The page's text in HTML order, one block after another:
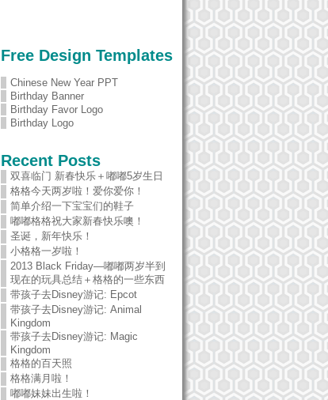
Free Design Templates
Chinese New Year PPT
Birthday Banner
Birthday Favor Logo
Birthday Logo
Recent Posts
双喜临门 新春快乐＋嘟嘟5岁生日
格格今天两岁啦！爱你爱你！
简单介绍一下宝宝们的鞋子
嘟嘟格格祝大家新春快乐噢！
圣诞，新年快乐！
小格格一岁啦！
2013 Black Friday—嘟嘟两岁半到
现在的玩具总结＋格格的一些东西
带孩子去Disney游记: Epcot
带孩子去Disney游记: Animal
Kingdom
带孩子去Disney游记: Magic
Kingdom
格格的百天照
格格满月啦！
嘟嘟妹妹出生啦！